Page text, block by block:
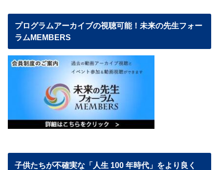
プログラムアーカイブの視聴可能！未来の先生フォー
ラムMEMBERS
子供たちが不確実な「人生 100 年時代」をより良く